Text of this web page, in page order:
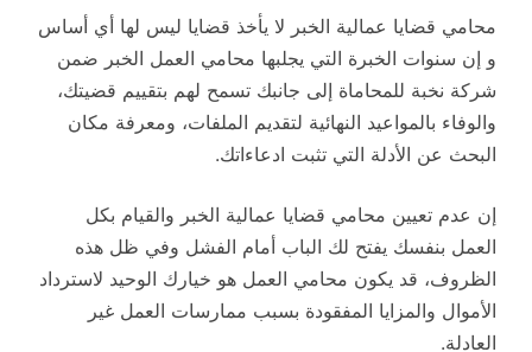
محامي قضايا عمالية الخبر لا يأخذ قضايا ليس لها أي أساس
و إن سنوات الخبرة التي يجلبها محامي العمل الخبر ضمن
شركة نخبة للمحاماة إلى جانبك تسمح لهم بتقييم قضيتك،
والوفاء بالمواعيد النهائية لتقديم الملفات، ومعرفة مكان
البحث عن الأدلة التي تثبت ادعاءاتك.
إن عدم تعيين محامي قضايا عمالية الخبر والقيام بكل
العمل بنفسك يفتح لك الباب أمام الفشل وفي ظل هذه
الظروف، قد يكون محامي العمل هو خيارك الوحيد لاسترداد
الأموال والمزايا المفقودة بسبب ممارسات العمل غير
العادلة.